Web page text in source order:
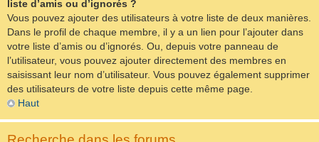
liste d’amis ou d’ignorés ?
Vous pouvez ajouter des utilisateurs à votre liste de deux manières.
Dans le profil de chaque membre, il y a un lien pour l’ajouter dans
votre liste d’amis ou d’ignorés. Ou, depuis votre panneau de
l’utilisateur, vous pouvez ajouter directement des membres en
saisissant leur nom d’utilisateur. Vous pouvez également supprimer
des utilisateurs de votre liste depuis cette même page.
Haut